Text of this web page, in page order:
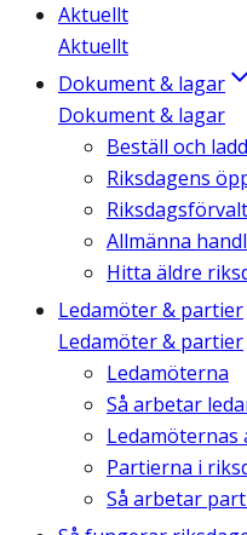
Aktuellt
Aktuellt
Dokument & lagar
Dokument & lagar
Beställ och
Riksdagens
Allmänna
Hitta äldre
Ledamöter & partier
Ledamöter & partier
Ledamöterna
Så arbetar
Ledamöternas
Partierna i
Så arbetar